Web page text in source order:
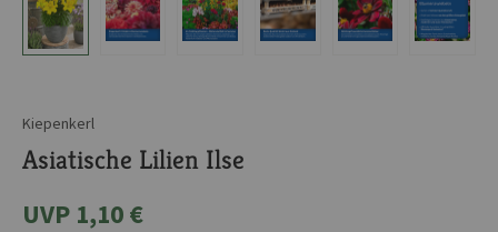
Kiepenkerl
Asiatische Lilien Ilse
UVP 1,10 €